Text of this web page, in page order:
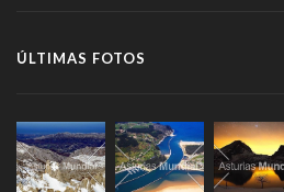
ÚLTIMAS FOTOS